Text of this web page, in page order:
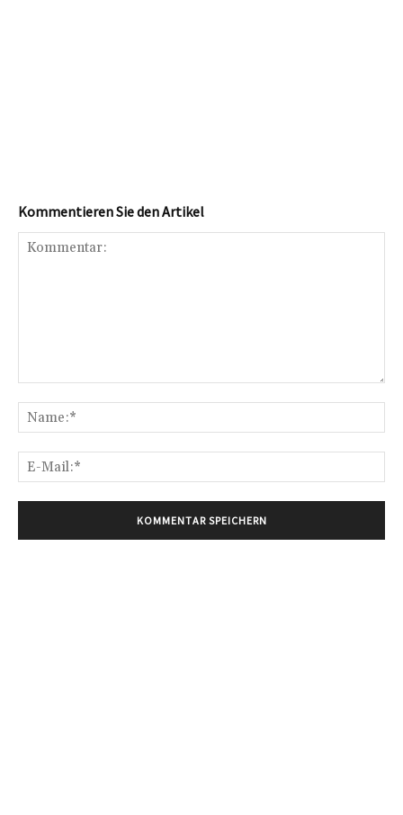
Kommentieren Sie den Artikel